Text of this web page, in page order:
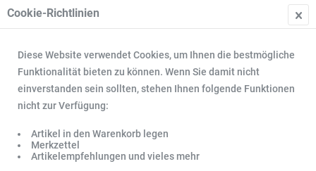
Cookie-Richtlinien
Diese Website verwendet Cookies, um Ihnen die bestmögliche
Funktionalität bieten zu können. Wenn Sie damit nicht
einverstanden sein sollten, stehen Ihnen folgende Funktionen
nicht zur Verfügung:
Artikel in den Warenkorb legen
Merkzettel
Artikelempfehlungen und vieles mehr